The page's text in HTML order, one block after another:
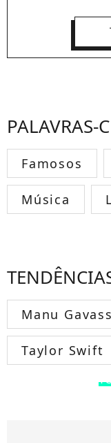
PALAVRAS-
Famosos
Música
Manu
Taylor Swift